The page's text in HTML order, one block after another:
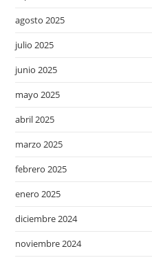
agosto 2025
julio 2025
junio 2025
mayo 2025
abril 2025
marzo 2025
febrero 2025
enero 2025
diciembre 2024
noviembre 2024